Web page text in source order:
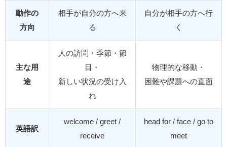
動作の
方向
相手が自分の方へ来
る
自分が相手の方へ行
く
主な用
途
人の訪問・季節・節
目・
新しい状況の受け入
れ
物理的な移動・
困難や課題への直面
英語訳
welcome / greet /
receive
head for / face / go to
meet